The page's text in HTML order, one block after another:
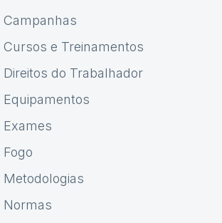
Campanhas
Cursos e Treinamentos
Direitos do Trabalhador
Equipamentos
Exames
Fogo
Metodologias
Normas